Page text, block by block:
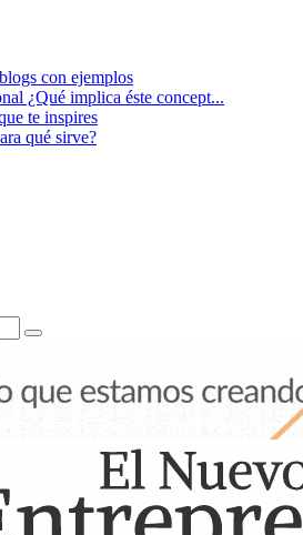
con ejemplos
¿Qué implica éste concept...
te inspires
qué sirve?